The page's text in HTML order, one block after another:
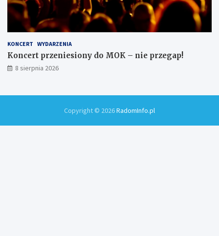
KONCERT WYDARZENIA
Koncert przeniesiony do MOK – nie przegap!
8 sierpnia 2026
Copyright © 2026RadomInfo.pl